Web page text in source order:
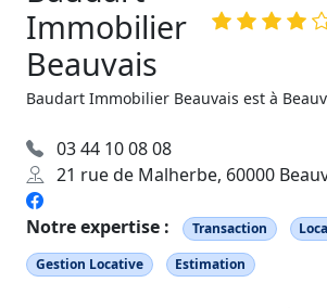
Immobilier
Beauvais
Baudart Immobilier Beauvais est à
03 44 10 08 08
21 rue de Malherbe, 60000
Notre expertise : Transaction
Gestion Locative
Estimation